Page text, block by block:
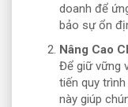
doanh để
bảo sự ổn
Nâng Cao
Để giữ vững
tiến quy
này giúp